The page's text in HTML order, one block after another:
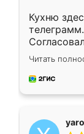
Кухню
недели
довольны
мебель за
Читать